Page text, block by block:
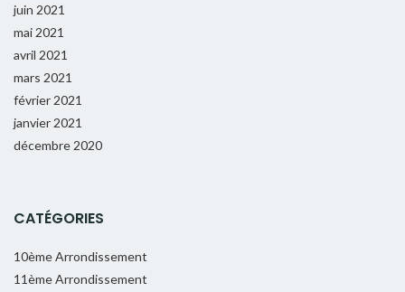
juin 2021
mai 2021
avril 2021
mars 2021
février 2021
janvier 2021
décembre 2020
CATÉGORIES
10ème Arrondissement
11ème Arrondissement